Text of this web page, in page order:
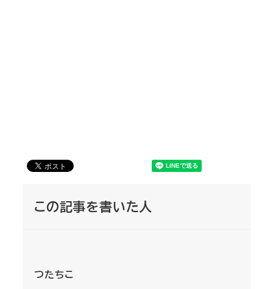
この記事を書いた人
つたちこ